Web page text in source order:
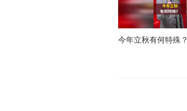
今年立秋有何特殊？